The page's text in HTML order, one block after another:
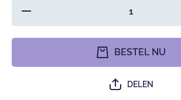
Hoeveelheid
voor Roze
BESTEL NU
DELEN